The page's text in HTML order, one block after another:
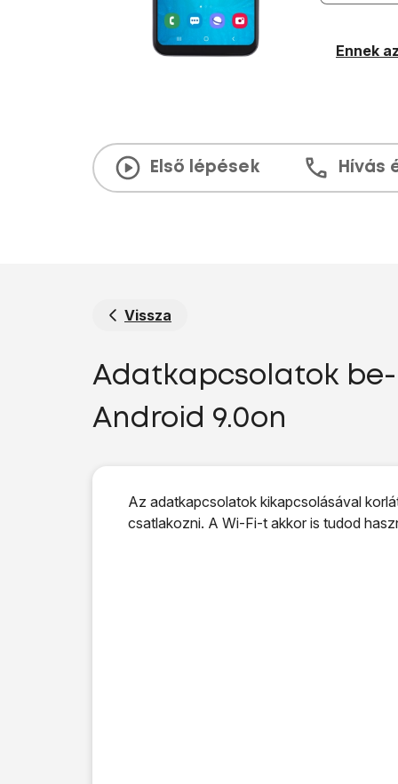
Ennek
Első lépések Hívás
Vissza
Adatkapcsolatok be-
Android 9.0on
Az adatkapcsolatok kikapcsolásával
csatlakozni. A Wi-Fi-t akkor is tudod